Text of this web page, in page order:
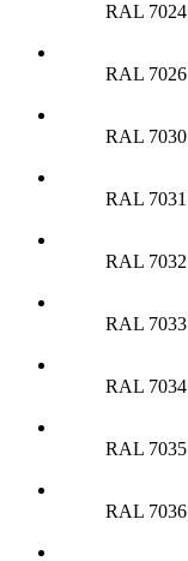
RAL 7024
RAL 7026
RAL 7030
RAL 7031
RAL 7032
RAL 7033
RAL 7034
RAL 7035
RAL 7036